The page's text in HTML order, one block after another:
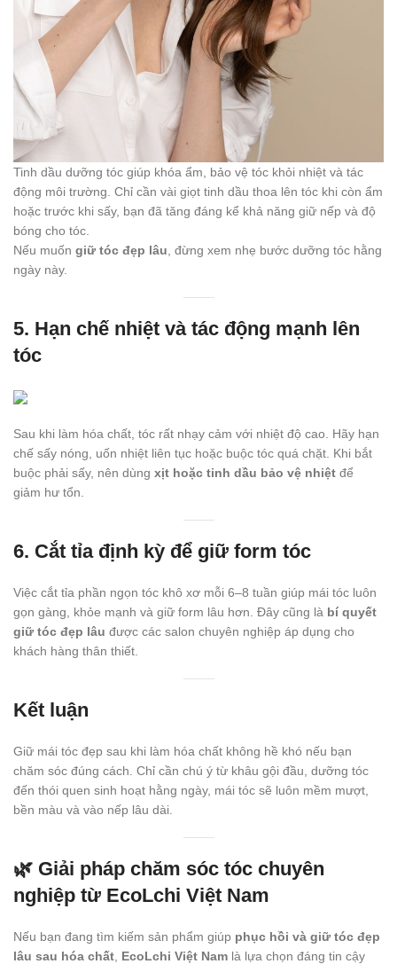
Tinh dầu dưỡng tóc giúp khóa ẩm, bảo vệ tóc khỏi nhiệt và tác
động môi trường. Chỉ cần vài giọt tinh dầu thoa lên tóc khi còn ẩm
hoặc trước khi sấy, bạn đã tăng đáng kể khả năng giữ nếp và độ
bóng cho tóc.
Nếu muốn giữ tóc đẹp lâu , đừng xem nhẹ bước dưỡng tóc hằng
ngày này.
5. Hạn chế nhiệt và tác động mạnh lên
tóc
Sau khi làm hóa chất, tóc rất nhạy cảm với nhiệt độ cao. Hãy hạn
chế sấy nóng, uốn nhiệt liên tục hoặc buộc tóc quá chặt. Khi bắt
buộc phải sấy, nên dùng xịt hoặc tinh dầu bảo vệ nhiệt để
giảm hư tổn.
6. Cắt tỉa định kỳ để giữ form tóc
Việc cắt tỉa phần ngọn tóc khô xơ mỗi 6–8 tuần giúp mái tóc luôn
gọn gàng, khỏe mạnh và giữ form lâu hơn. Đây cũng là bí quyết
giữ tóc đẹp lâu được các salon chuyên nghiệp áp dụng cho
khách hàng thân thiết.
Kết luận
Giữ mái tóc đẹp sau khi làm hóa chất không hề khó nếu bạn
chăm sóc đúng cách. Chỉ cần chú ý từ khâu gội đầu, dưỡng tóc
đến thói quen sinh hoạt hằng ngày, mái tóc sẽ luôn mềm mượt,
bền màu và vào nếp lâu dài.
🌿 Giải pháp chăm sóc tóc chuyên
nghiệp từ EcoLchi Việt Nam
Nếu bạn đang tìm kiếm sản phẩm giúp phục hồi và giữ tóc đẹp
lâu sau hóa chất EcoLchi Việt Nam là lựa chọn đáng tin cậy